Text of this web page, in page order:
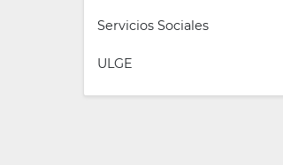
Servicios Sociales
ULGE